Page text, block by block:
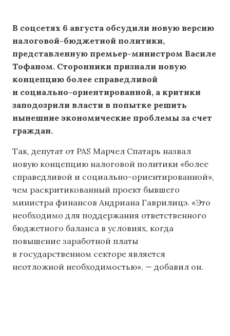
В соцсетях 6 августа обсудили новую версию
налоговой-бюджетной политики,
представленную премьер-министром Василе
Тофаном. Сторонники признали новую
концепцию более справедливой
и социально-ориентированной, а критики
заподозрили власти в попытке решить
нынешние экономические проблемы за счет
граждан.
Так, депутат от PAS Марчел Спатарь назвал
новую концепцию налоговой политики «более
справедливой и социально-ориентированной»,
чем раскритикованный проект бывшего
министра финансов Андриана Гаврилицэ. «Это
необходимо для поддержания ответственного
бюджетного баланса в условиях, когда
повышение заработной платы
в государственном секторе является
неотложной необходимостью», — добавил он.